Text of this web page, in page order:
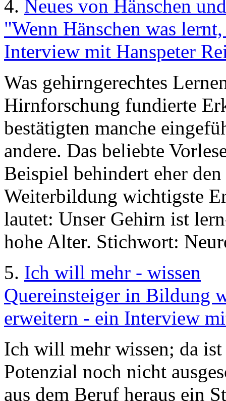
4. Neues von Hänschen
"Wenn Hänschen was
Interview mit Hanspeter
Was gehirngerechtes
Hirnforschung fundierte
bestätigten manche
andere. Das beliebte
Beispiel behindert eher
Weiterbildung wichtigste
lautet: Unser Gehirn ist
hohe Alter. Stichwort:
5. Ich will mehr - wissen
Quereinsteiger in Bildung
erweitern - ein Interview
Ich will mehr wissen; da
Potenzial noch nicht
aus dem Beruf heraus ein